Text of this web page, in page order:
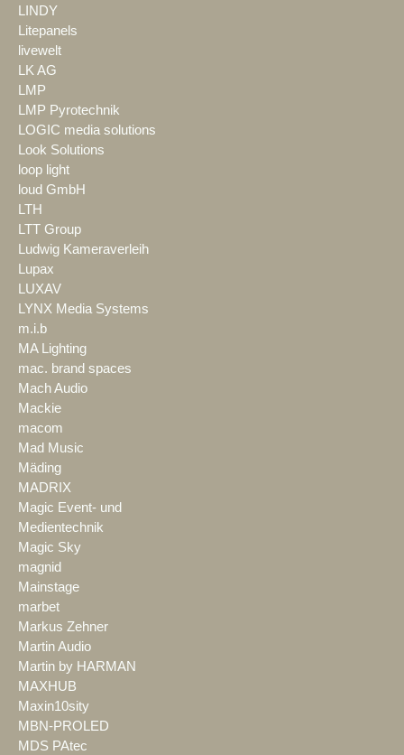
LINDY
Litepanels
livewelt
LK AG
LMP
LMP Pyrotechnik
LOGIC media solutions
Look Solutions
loop light
loud GmbH
LTH
LTT Group
Ludwig Kameraverleih
Lupax
LUXAV
LYNX Media Systems
m.i.b
MA Lighting
mac. brand spaces
Mach Audio
Mackie
macom
Mad Music
Mäding
MADRIX
Magic Event- und
Medientechnik
Magic Sky
magnid
Mainstage
marbet
Markus Zehner
Martin Audio
Martin by HARMAN
MAXHUB
Maxin10sity
MBN-PROLED
MDS PAtec